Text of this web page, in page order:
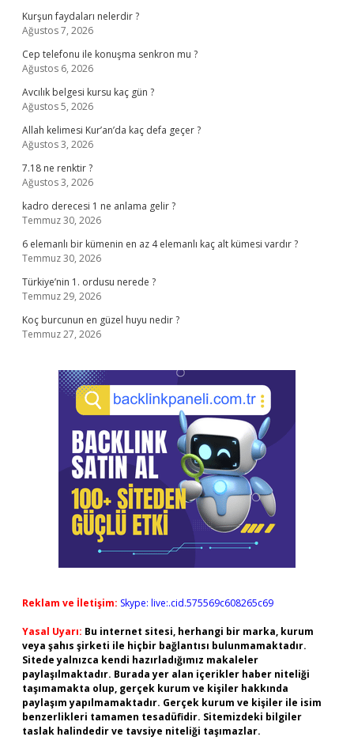
Kurşun faydaları nelerdir ?
Ağustos 7, 2026
Cep telefonu ile konuşma senkron mu ?
Ağustos 6, 2026
Avcılık belgesi kursu kaç gün ?
Ağustos 5, 2026
Allah kelimesi Kur’an’da kaç defa geçer ?
Ağustos 3, 2026
7.18 ne renktir ?
Ağustos 3, 2026
kadro derecesi 1 ne anlama gelir ?
Temmuz 30, 2026
6 elemanlı bir kümenin en az 4 elemanlı kaç alt kümesi vardır ?
Temmuz 30, 2026
Türkiye’nin 1. ordusu nerede ?
Temmuz 29, 2026
Koç burcunun en güzel huyu nedir ?
Temmuz 27, 2026
Reklam ve İletişim: Skype: live:.cid.575569c608265c69
Yasal Uyarı: Bu internet sitesi, herhangi bir marka, kurum
veya şahıs şirketi ile hiçbir bağlantısı bulunmamaktadır.
Sitede yalnızca kendi hazırladığımız makaleler
paylaşılmaktadır. Burada yer alan içerikler haber niteliği
taşımamakta olup, gerçek kurum ve kişiler hakkında
paylaşım yapılmamaktadır. Gerçek kurum ve kişiler ile isim
benzerlikleri tamamen tesadüfidir. Sitemizdeki bilgiler
taslak halindedir ve tavsiye niteliği taşımazlar.